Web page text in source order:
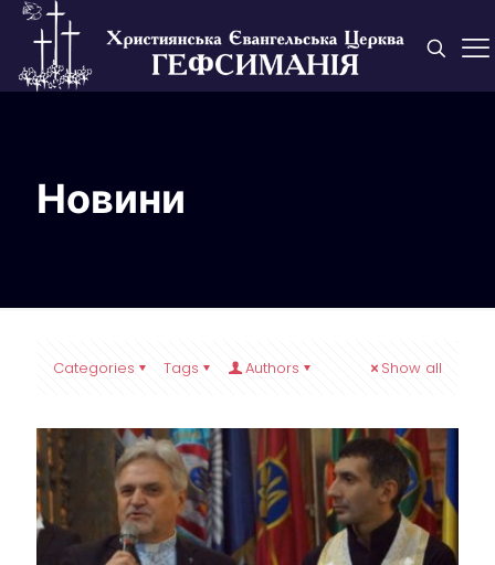
Новини
Categories Tags Authors Show all